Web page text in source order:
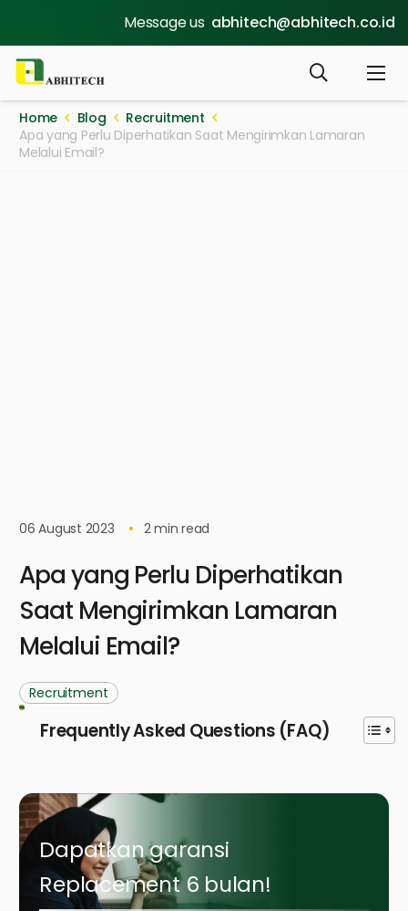
Message us abhitech@abhitech.co.id
Home Blog
Recruitment
Apa yang Perlu Diperhatikan Saat Mengirimkan Lamaran
Melalui Email?
06 August 2023 2min read
Apa yang Perlu Diperhatikan
Saat Mengirimkan Lamaran
Melalui Email?
Recruitment
Frequently Asked Questions (FAQ)
Dapatkan garansi
Replacement 6 bulan!